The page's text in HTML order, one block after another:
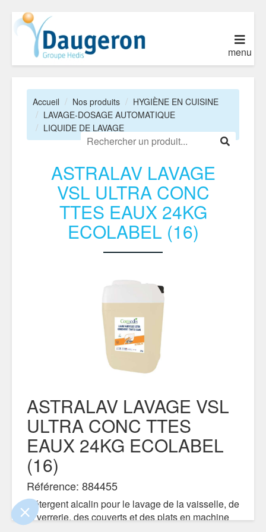
le contenu de ce site vous intéresse
on aimerait bien vous accompagner
certifiés par
Je choisis OK pour moi
menu
Accueil Nos produits
HYGIÈNE EN CUISINE
LAVAGE-DOSAGE AUTOMATIQUE
LIQUIDE DE LAVAGE
ASTRALAV LAVAGE
VSL ULTRA CONC
TTES EAUX 24KG
ECOLABEL (16)
ASTRALAV LAVAGE VSL
ULTRA CONC TTES
EAUX 24KG ECOLABEL
(16)
Référence: 884455
Détergent alcalin pour le lavage de la vaisselle, de
la verrerie, des couverts et des plats en machine